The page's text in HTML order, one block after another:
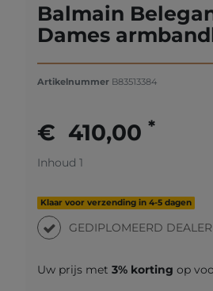
Balmain
Dames
Artikelnummer B83513384
€ 410,00 *
Inhoud 1
Klaar voor verzending in 4-5 dagen
GEDIPLOMEERD DEALER
Uw prijs met 3% korting op